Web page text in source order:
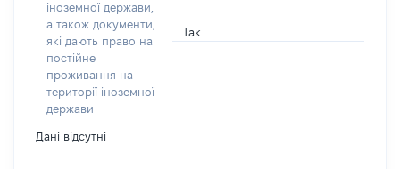
іноземної держави,
а також документи,
які дають право на
постійне
проживання на
території іноземної
держави
Так
Дані відсутні